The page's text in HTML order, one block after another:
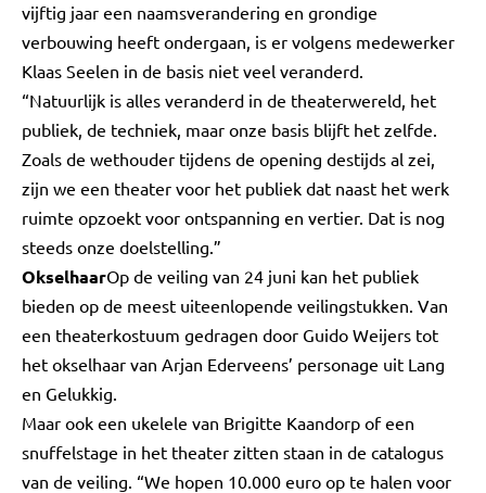
vijftig jaar een naamsverandering en grondige
verbouwing heeft ondergaan, is er volgens medewerker
Klaas Seelen in de basis niet veel veranderd.
“Natuurlijk is alles veranderd in de theaterwereld, het
publiek, de techniek, maar onze basis blijft het zelfde.
Zoals de wethouder tijdens de opening destijds al zei,
zijn we een theater voor het publiek dat naast het werk
ruimte opzoekt voor ontspanning en vertier. Dat is nog
steeds onze doelstelling.”
OkselhaarOp de veiling van 24 juni kan het publiek
bieden op de meest uiteenlopende veilingstukken. Van
een theaterkostuum gedragen door Guido Weijers tot
het okselhaar van Arjan Ederveens’ personage uit Lang
en Gelukkig.
Maar ook een ukelele van Brigitte Kaandorp of een
snuffelstage in het theater zitten staan in de catalogus
van de veiling. “We hopen 10.000 euro op te halen voor